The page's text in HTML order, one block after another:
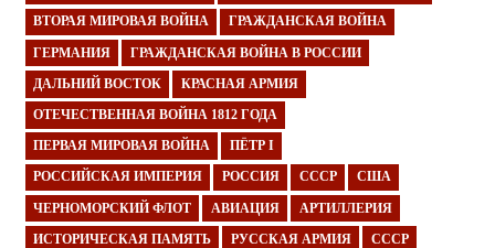
ВТОРАЯ МИРОВАЯ ВОЙНА ГРАЖДАНСКАЯ ВОЙНА
ГЕРМАНИЯ ГРАЖДАНСКАЯ ВОЙНА В РОССИИ
ДАЛЬНИЙ ВОСТОК КРАСНАЯ АРМИЯ
ОТЕЧЕСТВЕННАЯ ВОЙНА 1812 ГОДА
ПЕРВАЯ МИРОВАЯ ВОЙНА ПЁТР I
РОССИЙСКАЯ ИМПЕРИЯ РОССИЯ СССР США
ЧЕРНОМОРСКИЙ ФЛОТ АВИАЦИЯ АРТИЛЛЕРИЯ
ИСТОРИЧЕСКАЯ ПАМЯТЬ РУССКАЯ АРМИЯ СССР